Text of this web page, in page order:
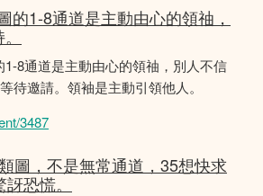
的1-8通道是主動由心的領䄂，
1-8通道是主動由心的領䄂，別人不信
待邀請。領袖是主動引領他人。
3487
圖，不是無常通道，35想快求
恐慌。